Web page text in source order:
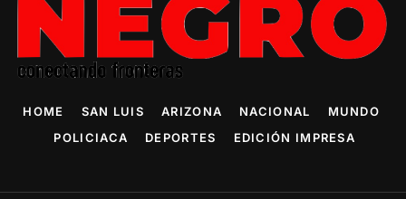
HOME SAN LUIS ARIZONA NACIONAL
MUNDO
POLICIACA
DEPORTES EDICIÓN IMPRESA